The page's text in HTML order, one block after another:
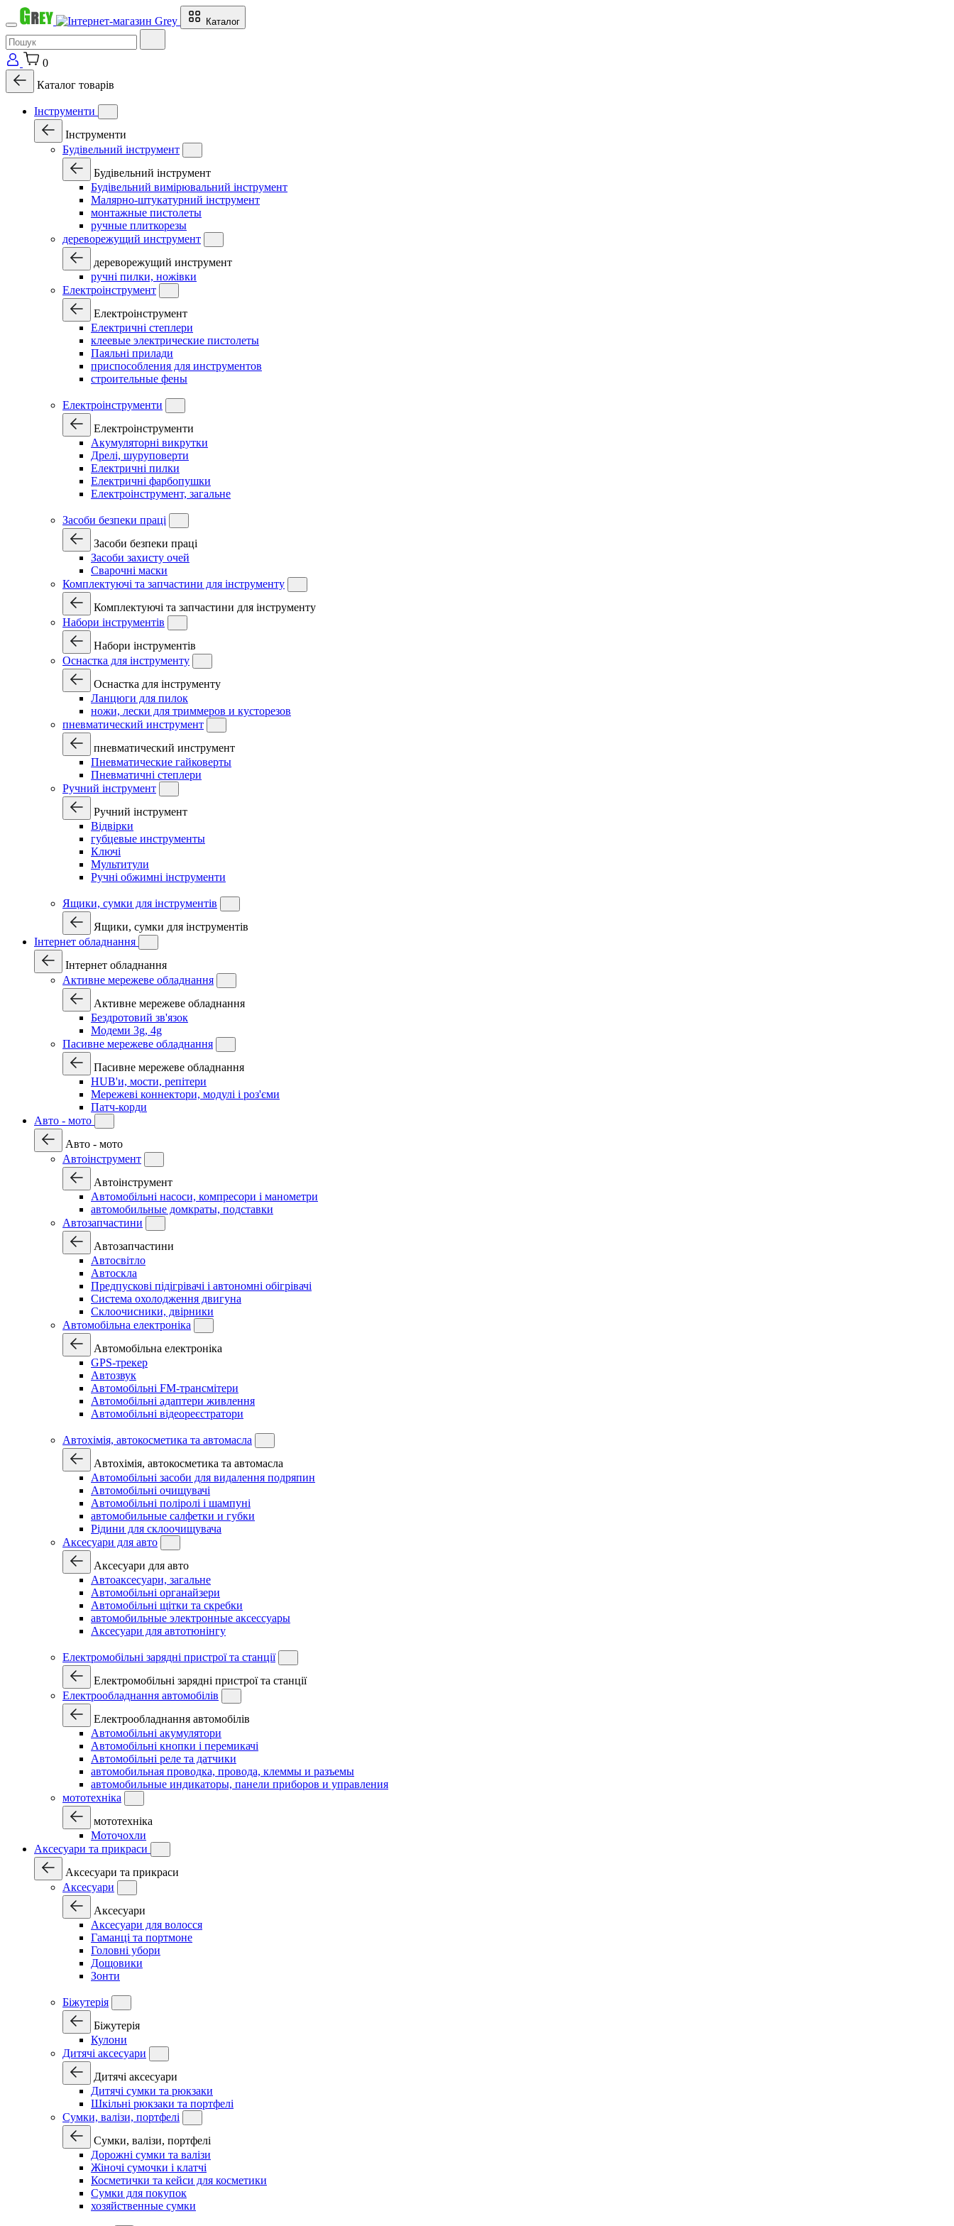
Каталог
0
Каталог товарів
Інструменти
Інструменти
Будівельний інструмент
Будівельний інструмент
Будівельний вимірювальний інструмент
Малярно-штукатурний інструмент
монтажные пистолеты
ручные плиткорезы
дереворежущий инструмент
дереворежущий инструмент
ручні пилки, ножівки
Електроінструмент
Електроінструмент
Електричні степлери
клеевые электрические пистолеты
Паяльні прилади
приспособления для инструментов
строительные фены
Електроінструменти
Електроінструменти
Акумуляторні викрутки
Дрелі, шуруповерти
Електричні пилки
Електричні фарбопушки
Електроінструмент, загальне
Засоби безпеки праці
Засоби безпеки праці
Засоби захисту очей
Сварочні маски
Комплектуючі та запчастини для інструменту
Комплектуючі та запчастини для інструменту
Набори інструментів
Набори інструментів
Оснастка для інструменту
Оснастка для інструменту
Ланцюги для пилок
ножи, лески для триммеров и кусторезов
пневматический инструмент
пневматический инструмент
Пневматические гайковерты
Пневматичні степлери
Ручний інструмент
Ручний інструмент
Відвірки
губцевые инструменты
Ключі
Мультитули
Ручні обжимні інструменти
Ящики, сумки для інструментів
Ящики, сумки для інструментів
Інтернет обладнання
Інтернет обладнання
Активне мережеве обладнання
Активне мережеве обладнання
Бездротовий зв'язок
Модеми 3g, 4g
Пасивне мережеве обладнання
Пасивне мережеве обладнання
HUB'и, мости, репітери
Мережеві коннектори, модулі і роз'єми
Патч-корди
Авто - мото
Авто - мото
Автоінструмент
Автоінструмент
Автомобільні насоси, компресори і манометри
автомобильные домкраты, подставки
Автозапчастини
Автозапчастини
Автосвітло
Автоскла
Предпускові підігрівачі і автономні обігрівачі
Система охолодження двигуна
Склоочисники, двірники
Автомобільна електроніка
Автомобільна електроніка
GPS-трекер
Автозвук
Автомобільні FM-трансмітери
Автомобільні адаптери живлення
Автомобільні відеореєстратори
Автохімія, автокосметика та автомасла
Автохімія, автокосметика та автомасла
Автомобільні засоби для видалення подряпин
Автомобільні очищувачі
Автомобільні поліролі і шампуні
автомобильные салфетки и губки
Рідини для склоочищувача
Аксесуари для авто
Аксесуари для авто
Автоаксесуари, загальне
Автомобільні органайзери
Автомобільні щітки та скребки
автомобильные электронные аксессуары
Аксесуари для автотюнінгу
Електромобільні зарядні пристрої та станції
Електромобільні зарядні пристрої та станції
Електрообладнання автомобілів
Електрообладнання автомобілів
Автомобільні акумулятори
Автомобільні кнопки і перемикачі
Автомобільні реле та датчики
автомобильная проводка, провода, клеммы и разъемы
автомобильные индикаторы, панели приборов и управления
мототехніка
мототехніка
Моточохли
Аксесуари та прикраси
Аксесуари та прикраси
Аксесуари
Аксесуари
Аксесуари для волосся
Гаманці та портмоне
Головні убори
Дощовики
Зонти
Біжутерія
Біжутерія
Кулони
Дитячі аксесуари
Дитячі аксесуари
Дитячі сумки та рюкзаки
Шкільні рюкзаки та портфелі
Сумки, валізи, портфелі
Сумки, валізи, портфелі
Дорожні сумки та валізи
Жіночі сумочки і клатчі
Косметички та кейси для косметики
Сумки для покупок
хозяйственные сумки